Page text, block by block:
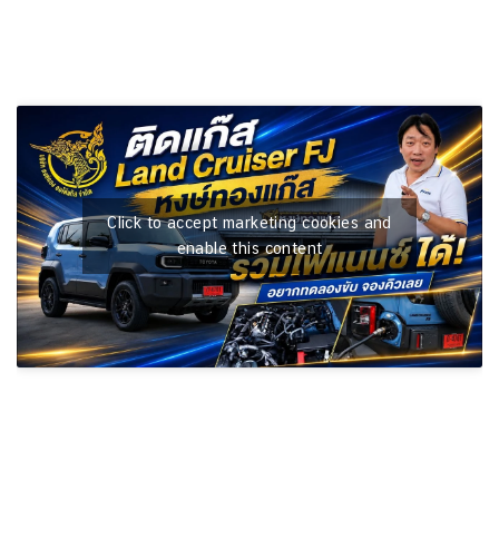
Click to accept marketing cookies and
enable this content